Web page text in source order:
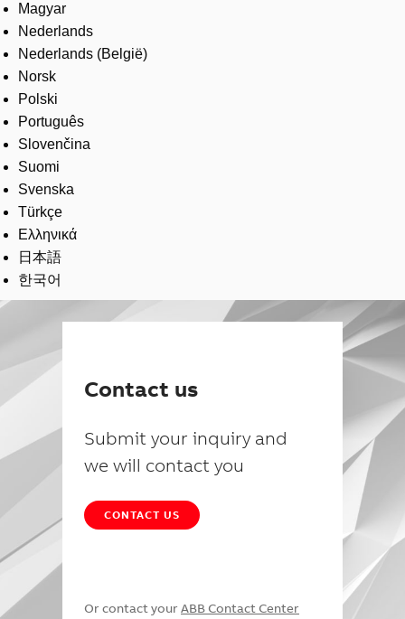
Magyar
Nederlands
Nederlands (België)
Norsk
Polski
Português
Slovenčina
Suomi
Svenska
Türkçe
Ελληνικά
日本語
한국어
Contact us
Submit your inquiry and
we will contact you
CONTACT US
Or contact your ABB Contact Center